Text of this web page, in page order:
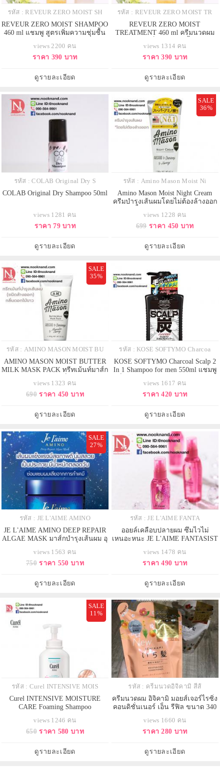
รหัส : REVEUR ZERO MOIST SH
REVEUR ZERO MOIST SHAMPOO
460 ml แชมพู สูตรเพิ่มความชุ่มชื้น
views 2200 คน
ราคา 390 บาท
ดูรายละเอียด
รหัส : REVEUR ZERO MOIST TR
REVEUR ZERO MOIST
TREATMENT 460 ml ครีมนวดผม
views 1314 คน
ราคา 390 บาท
ดูรายละเอียด
รหัส : COLAB Original Dry S
COLAB Original Dry Shampoo 50ml
views 1281 คน
ราคา 79 บาท
ดูรายละเอียด
SALE
36%
รหัส : Amino Mason Moist Ni
Amino Mason Moist Night Cream
ครีมบำรุงเส้นผมโดยไม่ต้องล้างออก
views 1228 คน
699 ราคา 450 บาท
ดูรายละเอียด
SALE
35%
รหัส : AMINO MASON MOIST BU
AMINO MASON MOIST BUTTER
MILK MASK PACK ทรีทเม้นท์มาส์ก
views 1323 คน
690 ราคา 450 บาท
ดูรายละเอียด
รหัส : KOSE SOFTYMO Charcoa
KOSE SOFTYMO Charcoal Scalp 2
In 1 Shampoo for men 550ml แชมพู
views 1617 คน
ราคา 420 บาท
ดูรายละเอียด
SALE
27%
รหัส : JE L'AIME AMINO
JE L'AIME AMINO DEEP REPAIR
ALGAE MASK มาส์กบำรุงเส้นผม อุ
views 1563 คน
750 ราคา 550 บาท
ดูรายละเอียด
รหัส : JE L'AIME FANTA
ออยล์เคลือบปลายผม ซึมไวไม่
เหนอะหนะ JE L'AIME FANTASIST
views 1478 คน
ราคา 490 บาท
ดูรายละเอียด
SALE
11%
รหัส : Curel INTENSIVE MOIS
Curel INTENSIVE MOISTURE
CARE Foaming Shampoo
views 1246 คน
650 ราคา 580 บาท
ดูรายละเอียด
รหัส : ครีมนวดอิจิคามิ สีส้
ครีมนวดผม อิจิคามิ มอยส์เจอร์ไรซิ่ง
คอนดิชั่นเนอร์ เอ็น รีฟิล ขนาด 340
views 1660 คน
ราคา 280 บาท
ดูรายละเอียด